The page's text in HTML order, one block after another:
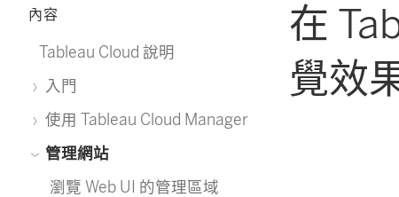
內容
Tableau Cloud 說明
入門
使用 Tableau Cloud Manager
管理網站
瀏覽 Web UI 的管理區域
在
覺效